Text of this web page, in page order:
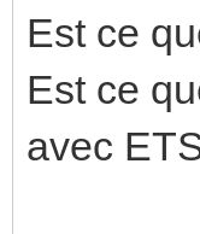
Est ce
Est ce
avec